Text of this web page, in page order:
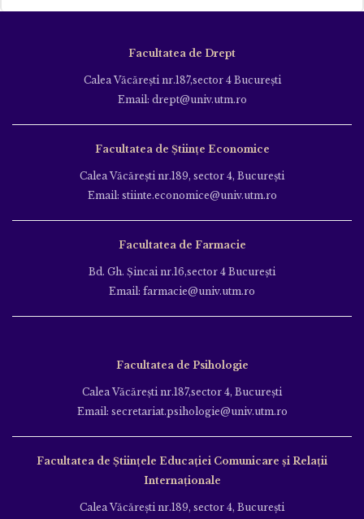
Facultatea de Drept
Calea Văcăreşti nr.187,sector 4 Bucureşti
Email: drept@univ.utm.ro
Facultatea de Științe Economice
Calea Văcăreşti nr.189, sector 4, Bucureşti
Email: stiinte.economice@univ.utm.ro
Facultatea de Farmacie
Bd. Gh. Şincai nr.16,sector 4 Bucureşti
Email: farmacie@univ.utm.ro
Facultatea de Psihologie
Calea Văcăreşti nr.187,sector 4, Bucureşti
Email: secretariat.psihologie@univ.utm.ro
Facultatea de Ştiinţele Educației Comunicare și Relații
Internaționale
Calea Văcăreşti nr.189, sector 4, Bucureşti